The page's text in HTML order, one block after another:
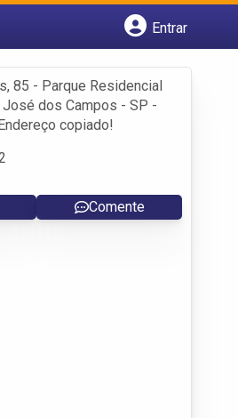
Entrar
85 - Parque Residencial
dos Campos - SP -
copiado!
Comente